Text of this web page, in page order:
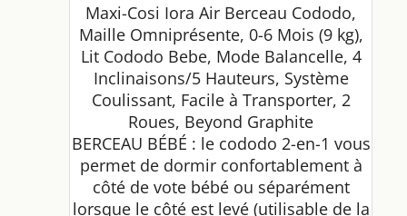
Maxi-Cosi Iora Air Berceau Cododo,
Maille Omniprésente, 0-6 Mois (9 kg),
Lit Cododo Bebe, Mode Balancelle, 4
Inclinaisons/5 Hauteurs, Système
Coulissant, Facile à Transporter, 2
Roues, Beyond Graphite
BERCEAU BÉBÉ : le cododo 2-en-1 vous
permet de dormir confortablement à
côté de vote bébé ou séparément
lorsque le côté est levé (utilisable de la